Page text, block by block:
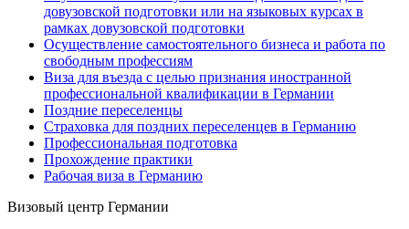
довузовской подготовки или на языковых курсах в
рамках довузовской подготовки
Осуществление самостоятельного бизнеса и работа по
свободным профессиям
Виза для въезда с целью признания иностранной
профессиональной квалификации в Германии
Поздние переселенцы
Страховка для поздних переселенцев в Германию
Профессиональная подготовка
Прохождение практики
Рабочая виза в Германию
Визовый центр Германии